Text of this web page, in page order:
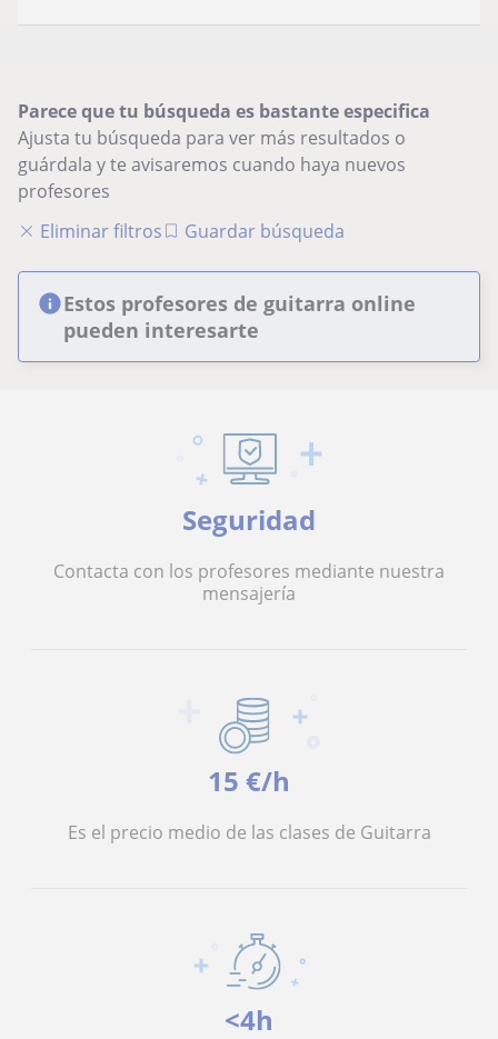
Parece que tu búsqueda es bastante especifica
Ajusta tu búsqueda para ver más resultados o
guárdala y te avisaremos cuando haya nuevos
profesores
Eliminar filtros
Guardar búsqueda
Estos profesores de guitarra online
pueden interesarte
Seguridad
Contacta con los profesores mediante nuestra
mensajería
15 €/h
Es el precio medio de las clases de Guitarra
<4h